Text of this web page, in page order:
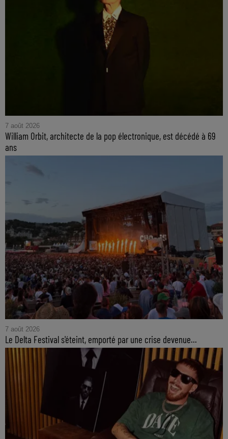
7 août 2026
William Orbit, architecte de la pop électronique, est décédé à 69
ans
7 août 2026
Le Delta Festival s'éteint, emporté par une crise devenue...